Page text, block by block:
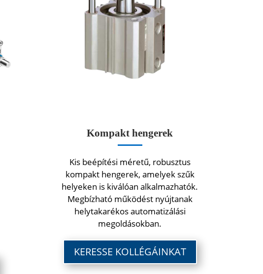
Kompakt hengerek
Kis beépítési méretű, robusztus
kompakt hengerek, amelyek szűk
helyeken is kiválóan alkalmazhatók.
Megbízható működést nyújtanak
helytakarékos automatizálási
megoldásokban.
KERESSE KOLLÉGÁINKAT